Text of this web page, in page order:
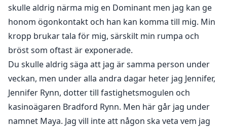
skulle aldrig närma mig en Dominant men jag kan ge
honom ögonkontakt och han kan komma till mig. Min
kropp brukar tala för mig, särskilt min rumpa och
bröst som oftast är exponerade.
Du skulle aldrig säga att jag är samma person under
veckan, men under alla andra dagar heter jag Jennifer,
Jennifer Rynn, dotter till fastighetsmogulen och
kasinoägaren Bradford Rynn. Men här går jag under
namnet Maya. Jag vill inte att någon ska veta vem jag